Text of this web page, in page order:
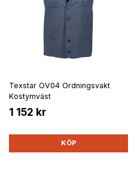
Texstar OV04 Ordningsvakt
Kostymväst
1 152 kr
KÖP